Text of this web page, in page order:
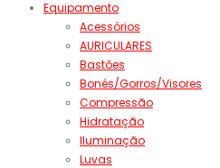
Equipamento
Acessórios
AURICULARES
Bastões
Bonés/Gorros/Visores
Compressão
Hidratação
Iluminação
Luvas